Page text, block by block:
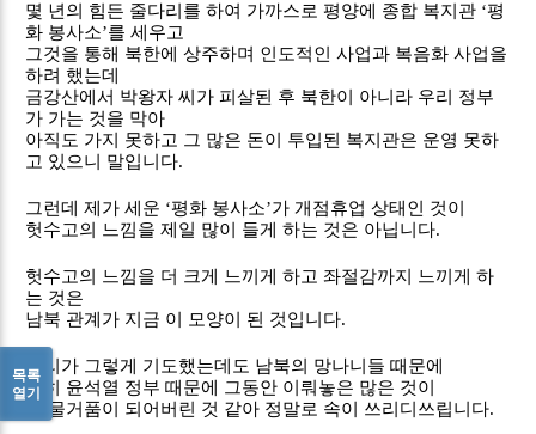
몇 년의 힘든 줄다리를 하여 가까스로 평양에 종합 복지관 ‘평
화 봉사소’를 세우고
그것을 통해 북한에 상주하며 인도적인 사업과 복음화 사업을
하려 했는데
금강산에서 박왕자 씨가 피살된 후 북한이 아니라 우리 정부
가 가는 것을 막아
아직도 가지 못하고 그 많은 돈이 투입된 복지관은 운영 못하
고 있으니 말입니다.
그런데 제가 세운 ‘평화 봉사소’가 개점휴업 상태인 것이
헛수고의 느낌을 제일 많이 들게 하는 것은 아닙니다.
헛수고의 느낌을 더 크게 느끼게 하고 좌절감까지 느끼게 하
는 것은
남북 관계가 지금 이 모양이 된 것입니다.
우리가 그렇게 기도했는데도 남북의 망나니들 때문에
특히 윤석열 정부 때문에 그동안 이뤄놓은 많은 것이
다 물거품이 되어버린 것 같아 정말로 속이 쓰리디쓰립니다.
목록
열기